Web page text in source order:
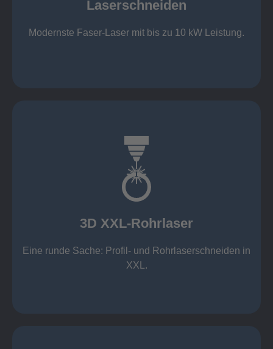
Laserschneiden
Modernste Faser-Laser mit bis zu 10 kW Leistung.
Laserschneiden
Stahl bis 12 mm oxidfrei (Schmelzschneiden)
3D XXL-Rohrlaser
Eine runde Sache: Profil- und Rohrlaserschneiden in
XXL.
3D XXL-Rohrlaser
Rechteckprofile bis 300 x 300 mm
Wandstärken:
Nichtrostende Stähle 15 mm (oxidfrei)
Aluminium 10 mm (oxidfrei)